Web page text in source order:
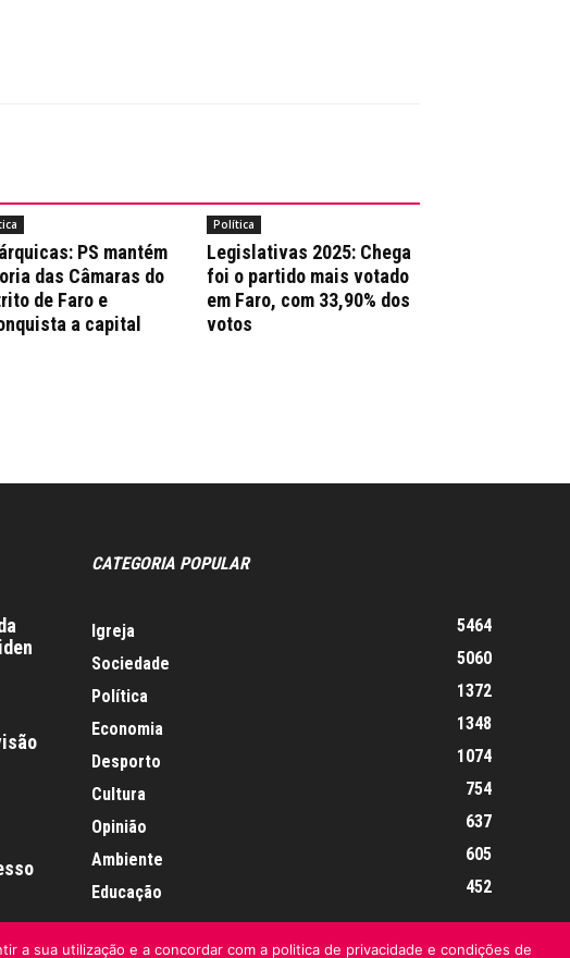
PS mantém
das Câmaras do
de Faro e
a capital
Política
Legislativas 2025: Chega
foi o partido mais votado
em Faro, com 33,90% dos
votos
CATEGORIA POPULAR
Igreja
5464
Sociedade
5060
Política
1372
Economia
1348
Desporto
1074
Cultura
754
Opinião
637
Ambiente
605
Educação
452
a sua utilização e a concordar com a politica de privacidade e condições de